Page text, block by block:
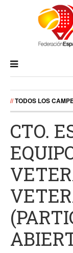
//TODOS LOS
CTO.